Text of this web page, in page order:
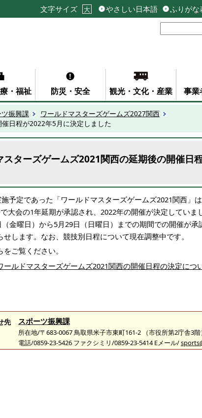
文字サイズ 大 やさしい日本語 ふりがな
・福祉 防災・安全 観光・文化・産業 事業
振興課
ワールドマスターズゲームズ2027関西
日程が2022年5月に決定しました
スターズゲームズ2021関西の延期後の開催日
予定であった「ワールドマスターズゲームズ2021関西」
で大会の1年延期が承認され、2022年の開催が決定してい
金曜日）から5月29日（日曜日）までの期間での開催が
せします。なお、競技別日程について現在調整中です。
ご覧ください。
ールドマスターズゲームズ2021関西の開催日程の決定につ
先 スポーツ振興課
所在地/〒683-0067 鳥取県米子市東町161-2 （市役所第2庁舎3階
電話/0859-23-5426 ファクシミリ/0859-23-5414 Eメール/